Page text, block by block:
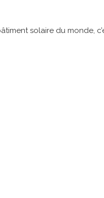
solaire du monde,